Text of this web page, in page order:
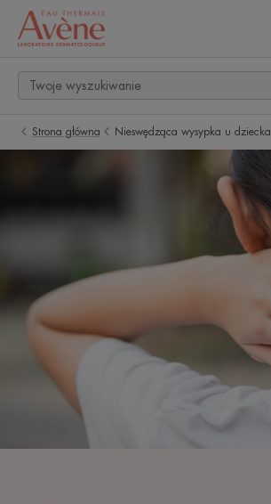
Strona główna Nieswędząca wysypka u dziecka